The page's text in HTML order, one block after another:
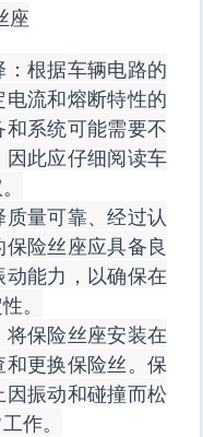
座
根据车辆电路的
流和熔断特性的
系统可能需要不
此应仔细阅读车
量可靠、经过认
险丝座应具备良
能力，以确保在
。
保险丝座安装在
更换保险丝。保
振动和碰撞而松
作。